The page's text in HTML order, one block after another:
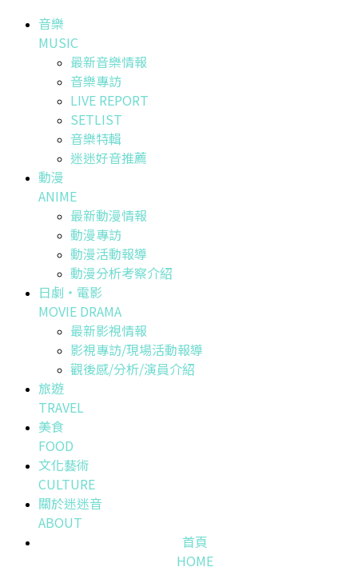
音樂
MUSIC
最新音樂情報
音樂專訪
LIVE REPORT
SETLIST
音樂特輯
迷迷好音推薦
動漫
ANIME
最新動漫情報
動漫專訪
動漫活動報導
動漫分析考察介紹
日劇・電影
MOVIE DRAMA
最新影視情報
影視專訪/現場活動報導
觀後感/分析/演員介紹
旅遊
TRAVEL
美食
FOOD
文化藝術
CULTURE
關於迷迷音
ABOUT
首頁
HOME